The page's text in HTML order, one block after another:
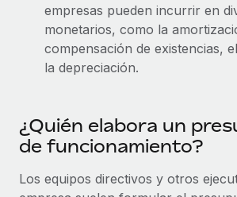
empresas pueden incurrir en
monetarios, como la
compensación de existencias,
la depreciación.
¿Quién elabora un
de funcionamiento?
Los equipos directivos y otros